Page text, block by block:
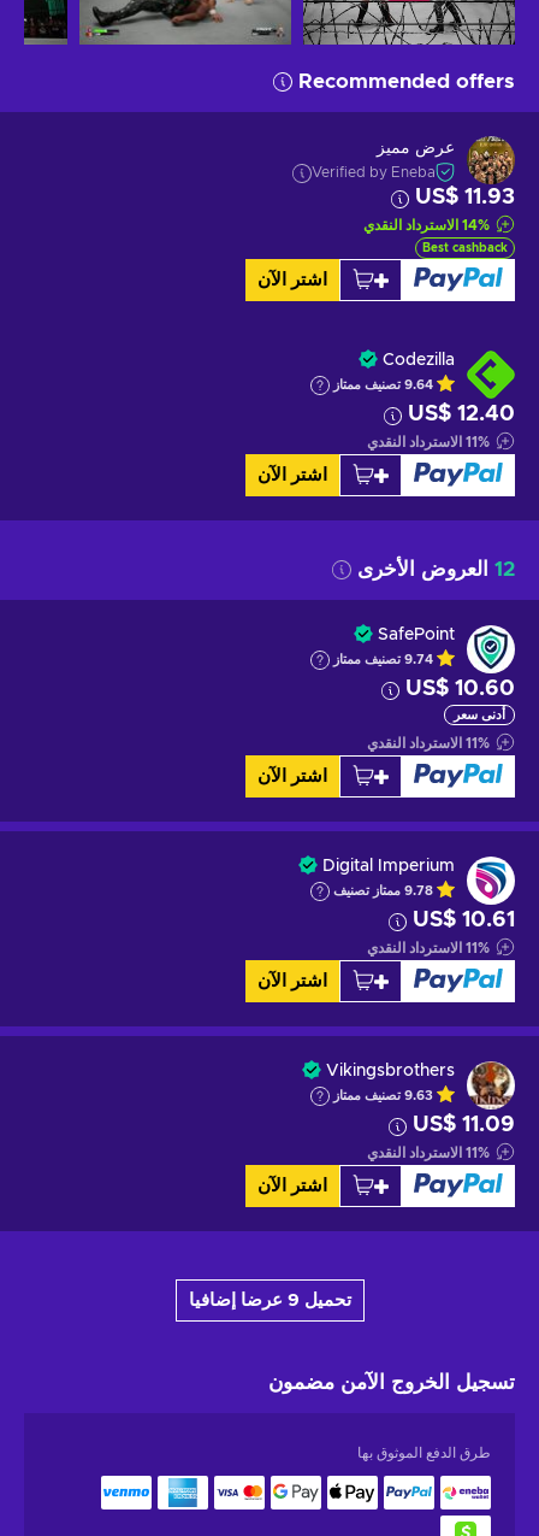
Recommended offers
عرض مميز
Verified by Eneba
US$ 11.93
14% الاسترداد النقدي
Best cashback
اشتر الآن
Codezilla
9.64 تصنيف ممتاز
US$ 12.40
11% الاسترداد النقدي
اشتر الآن
12 العروض الأخرى
SafePoint
9.74 تصنيف ممتاز
US$ 10.60
أدنى سعر
11% الاسترداد النقدي
اشتر الآن
Digital Imperium
9.78 ممتاز تصنيف
US$ 10.61
11% الاسترداد النقدي
اشتر الآن
Vikingsbrothers
9.63 تصنيف ممتاز
US$ 11.09
11% الاسترداد النقدي
اشتر الآن
تحميل 9 عرضا إضافيا
تسجيل الخروج الآمن مضمون
طرق الدفع الموثوق بها